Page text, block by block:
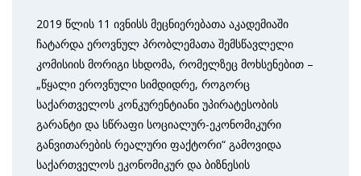
2019 წლის 11 ივნისს მეცნიერებათა აკადემიაში
ჩატარდა ეროვნულ პრობლემათა შემსწავლელი
კომისიის მორიგი სხდომა, რომელზეც მოხსენებით –
„წყალი ეროვნული სიმდიდრე, როგორც
საქართველოს კონკურენტიანი უპირატესობის
გარანტი და სწრაფი სოციალურ-ეკონომიკური
განვითარების რეალური ფაქტორი“ გამოვიდა
საქართველოს ეკონომიკურ და ბიზნესის